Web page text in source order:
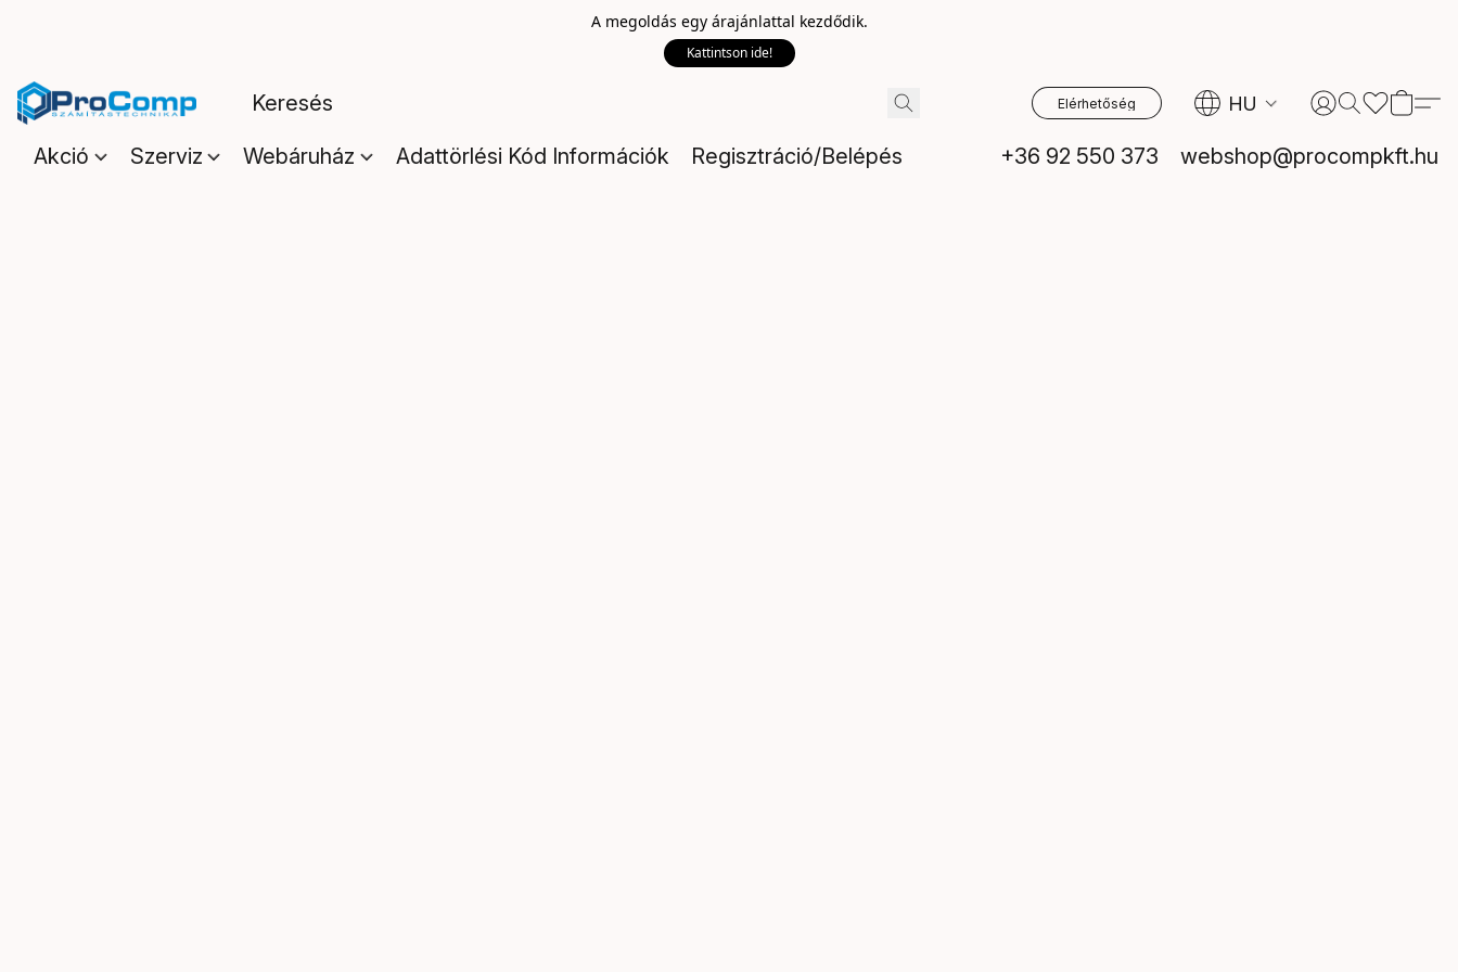
A megoldás egy árajánlattal kezdődik.
Kattintson ide!
Elérhetőség HU
Akció Szerviz Webáruház Adattörlési Kód Információk Regisztráció/Belépés +36 92 550 373 webshop@procompkft.hu